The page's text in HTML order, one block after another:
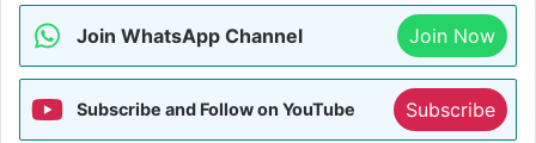
Join WhatsApp Channel Join Now
Subscribe and Follow on YouTube Subscribe